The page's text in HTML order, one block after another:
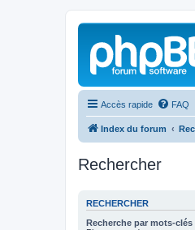
Accès rapide FAQ
Index du forum
Rechercher
RECHERCHER
Recherche par mots-clés